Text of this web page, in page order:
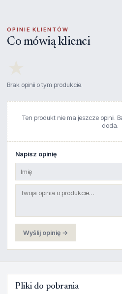
OPINIE KLIENTÓW
Co mówią klienci
Brak opinii o tym produkcie.
Ten produkt nie ma jeszcze opinii.
doda.
Napisz opinię
Wyślij opinię →
Pliki do pobrania